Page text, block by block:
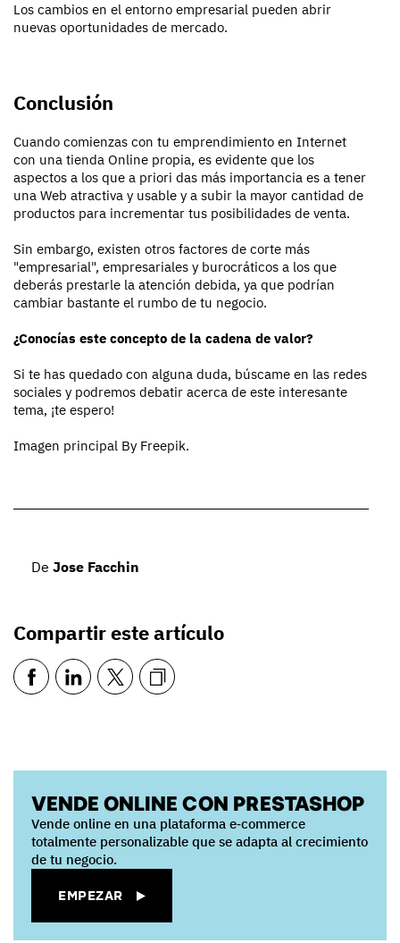
Los cambios en el entorno empresarial pueden abrir
nuevas oportunidades de mercado.
Conclusión
Cuando comienzas con tu emprendimiento en Internet
con una tienda Online propia, es evidente que los
aspectos a los que a priori das más importancia es a tener
una Web atractiva y usable y a subir la mayor cantidad de
productos para incrementar tus posibilidades de venta.
Sin embargo, existen otros factores de corte más
"empresarial", empresariales y burocráticos a los que
deberás prestarle la atención debida, ya que podrían
cambiar bastante el rumbo de tu negocio.
¿Conocías este concepto de la cadena de valor?
Si te has quedado con alguna duda, búscame en las redes
sociales y podremos debatir acerca de este interesante
tema, ¡te espero!
Imagen principal By Freepik.
De Jose Facchin
Compartir este artículo
VENDE ONLINE CON PRESTASHOP
Vende online en una plataforma e‑commerce
totalmente personalizable que se adapta al crecimiento
de tu negocio.
EMPEZAR